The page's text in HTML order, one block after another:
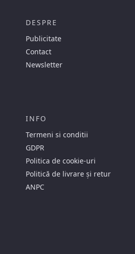
DESPRE
Publicitate
Contact
Newsletter
INFO
Termeni si conditii
GDPR
Politica de cookie-uri
Politică de livrare și retur
ANPC